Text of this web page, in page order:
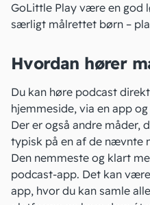
GoLittle Play være en god
særligt målrettet børn –
Hvordan hører
Du kan høre podcast
hjemmeside, via en app
Der er også andre måder,
typisk på en af de nævnte
Den nemmeste og klart
podcast-app. Det kan
app, hvor du kan samle